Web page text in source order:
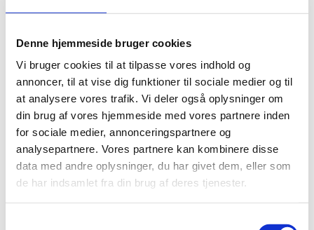
Denne hjemmeside bruger cookies
Vi bruger cookies til at tilpasse vores indhold og
annoncer, til at vise dig funktioner til sociale medier og til
at analysere vores trafik. Vi deler også oplysninger om
din brug af vores hjemmeside med vores partnere inden
for sociale medier, annonceringspartnere og
analysepartnere. Vores partnere kan kombinere disse
data med andre oplysninger, du har givet dem, eller som
de har indsamlet fra din brug af deres tjenester.